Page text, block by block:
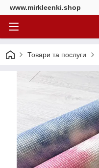
www.mirkleenki.shop
Товари та послуги